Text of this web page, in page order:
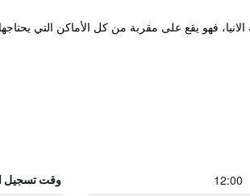
الانيا، فهو يقع على مقربة من كل الأماكن التي
12:00 وقت تسجيل